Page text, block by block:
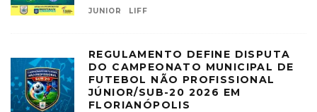
JUNIOR LIFF
REGULAMENTO DEFINE DISPUTA
DO CAMPEONATO MUNICIPAL DE
FUTEBOL NÃO PROFISSIONAL
JÚNIOR/SUB-20 2026 EM
FLORIANÓPOLIS